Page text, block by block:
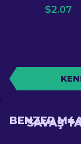
$2.07
BENZER